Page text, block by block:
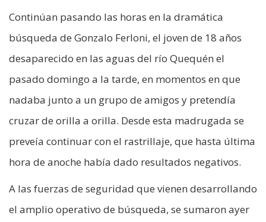
Continúan pasando las horas en la dramática
búsqueda de Gonzalo Ferloni, el joven de 18 años
desaparecido en las aguas del río Quequén el
pasado domingo a la tarde, en momentos en que
nadaba junto a un grupo de amigos y pretendía
cruzar de orilla a orilla. Desde esta madrugada se
preveía continuar con el rastrillaje, que hasta última
hora de anoche había dado resultados negativos.
A las fuerzas de seguridad que vienen desarrollando
el amplio operativo de búsqueda, se sumaron ayer